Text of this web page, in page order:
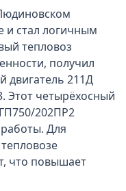
и стал логичным
тепловоз
получил
211Д
Этот четырёхосный
202ПР2
Для
что повышает